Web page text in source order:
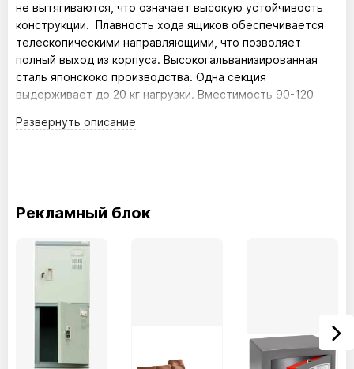
не вытягиваются, что означает высокую устойчивость
конструкции. Плавность хода ящиков обеспечивается
телескопическими направляющими, что позволяет
полный выход из корпуса. Высокогальванизированная
сталь японскоко производства. Одна секция
выдерживает до 20 кг нагрузки. Вместимость 90-120
Высота(мм) - 1022
Развернуть описание
Рекламный блок